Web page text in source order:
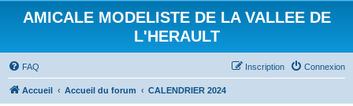
AMICALE MODELISTE DE LA VALLEE DE
L'HERAULT
FAQ Connexion
Inscription
Accueil Accueil du forum CALENDRIER 2024